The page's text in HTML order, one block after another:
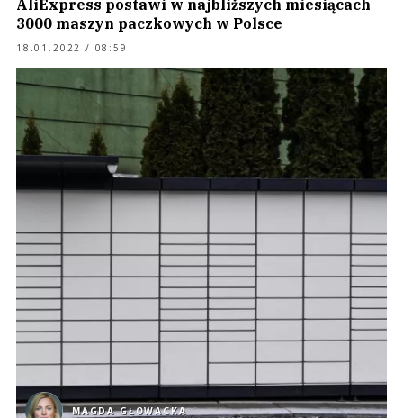
AliExpress postawi w najbliższych miesiącach
3000 maszyn paczkowych w Polsce
18.01.2022 / 08:59
MAGDA GŁOWACKA